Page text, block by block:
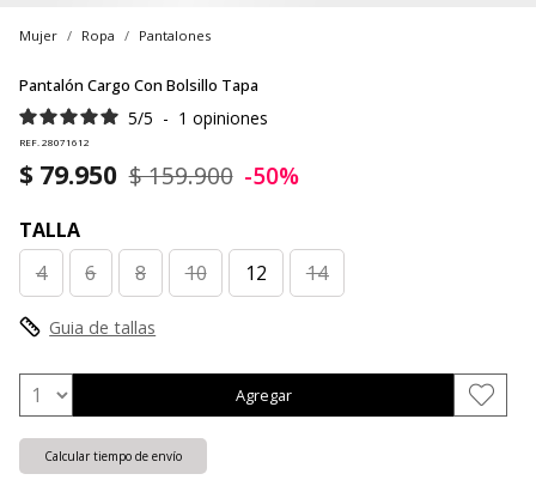
Mujer Ropa Pantalones
Pantalón Cargo Con Bolsillo Tapa
5/5 - 1 opiniones
REF. 28071612
$ 79.950 $ 159.900 -50%
TALLA
4
6 8 10 12 14
Guia de tallas
Agregar
Calcular tiempo de envío